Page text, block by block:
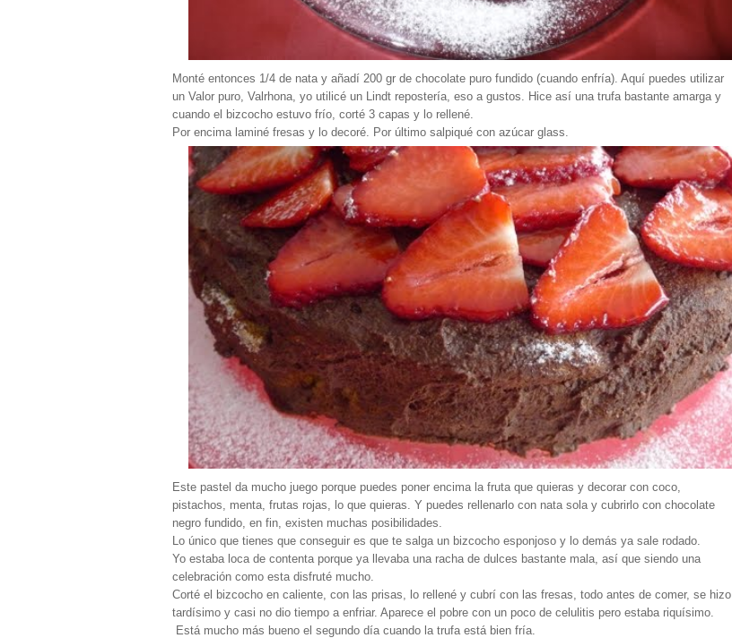
Monté entonces 1/4 de nata y añadí 200 gr de chocolate puro fundido (cuando enfría). Aquí puedes utilizar
un Valor puro, Valrhona, yo utilicé un Lindt repostería, eso a gustos. Hice así una trufa bastante amarga y
cuando el bizcocho estuvo frío, corté 3 capas y lo rellené.
Por encima laminé fresas y lo decoré. Por último salpiqué con azúcar glass.
Este pastel da mucho juego porque puedes poner encima la fruta que quieras y decorar con coco,
pistachos, menta, frutas rojas, lo que quieras. Y puedes rellenarlo con nata sola y cubrirlo con chocolate
negro fundido, en fin, existen muchas posibilidades.
Lo único que tienes que conseguir es que te salga un bizcocho esponjoso y lo demás ya sale rodado.
Yo estaba loca de contenta porque ya llevaba una racha de dulces bastante mala, así que siendo una
celebración como esta disfruté mucho.
Corté el bizcocho en caliente, con las prisas, lo rellené y cubrí con las fresas, todo antes de comer, se hizo
tardísimo y casi no dio tiempo a enfriar. Aparece el pobre con un poco de celulitis pero estaba riquísimo.
Está mucho más bueno el segundo día cuando la trufa está bien fría.